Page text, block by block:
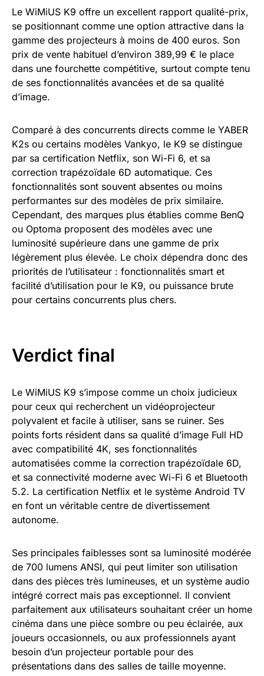
Le WiMiUS K9 offre un excellent rapport qualité-prix,
se positionnant comme une option attractive dans la
gamme des projecteurs à moins de 400 euros. Son
prix de vente habituel d’environ 389,99 € le place
dans une fourchette compétitive, surtout compte tenu
de ses fonctionnalités avancées et de sa qualité
d’image.
Comparé à des concurrents directs comme le YABER
K2s ou certains modèles Vankyo, le K9 se distingue
par sa certification Netflix, son Wi-Fi 6, et sa
correction trapézoïdale 6D automatique. Ces
fonctionnalités sont souvent absentes ou moins
performantes sur des modèles de prix similaire.
Cependant, des marques plus établies comme BenQ
ou Optoma proposent des modèles avec une
luminosité supérieure dans une gamme de prix
légèrement plus élevée. Le choix dépendra donc des
priorités de l’utilisateur : fonctionnalités smart et
facilité d’utilisation pour le K9, ou puissance brute
pour certains concurrents plus chers.
Verdict final
Le WiMiUS K9 s’impose comme un choix judicieux
pour ceux qui recherchent un vidéoprojecteur
polyvalent et facile à utiliser, sans se ruiner. Ses
points forts résident dans sa qualité d’image Full HD
avec compatibilité 4K, ses fonctionnalités
automatisées comme la correction trapézoïdale 6D,
et sa connectivité moderne avec Wi-Fi 6 et Bluetooth
5.2. La certification Netflix et le système Android TV
en font un véritable centre de divertissement
autonome.
Ses principales faiblesses sont sa luminosité modérée
de 700 lumens ANSI, qui peut limiter son utilisation
dans des pièces très lumineuses, et un système audio
intégré correct mais pas exceptionnel. Il convient
parfaitement aux utilisateurs souhaitant créer un home
cinéma dans une pièce sombre ou peu éclairée, aux
joueurs occasionnels, ou aux professionnels ayant
besoin d’un projecteur portable pour des
présentations dans des salles de taille moyenne.